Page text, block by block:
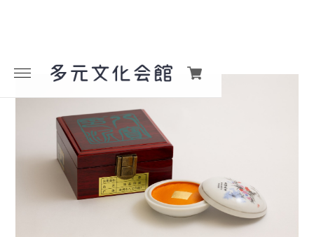
メニューを開く